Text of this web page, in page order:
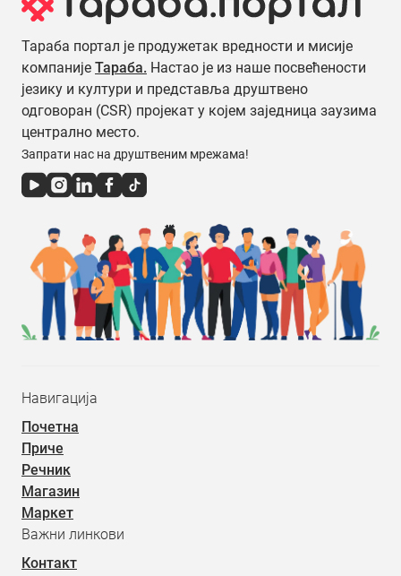
Тараба портал је продужетак вредности и мисије
компаније Тараба. Настао је из наше посвећености
језику и култури и представља друштвено
одговоран (CSR) пројекат у којем заједница заузима
централно место.
Запрати нас на друштвеним мрежама!
Навигација
Почетна
Приче
Речник
Магазин
Маркет
Важни линкови
Контакт